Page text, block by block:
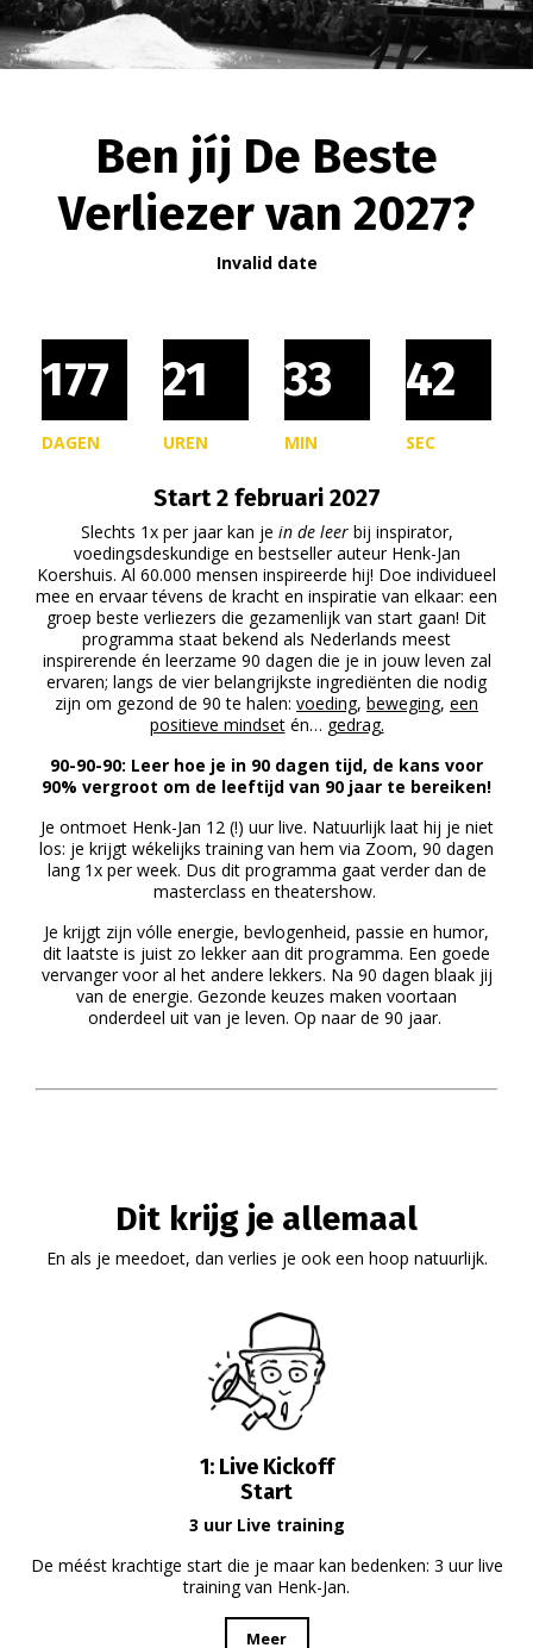
Ben jíj De Beste
Verliezer van 2027?
Invalid date
177
DAGEN
21
UREN
33
MIN
41
SEC
Start 2 februari 2027
Slechts 1x per jaar kan je in de leerbij inspirator,
voedingsdeskundige en bestseller auteur Henk-Jan
Koershuis. Al 60.000 mensen inspireerde hij! Doe individueel
mee en ervaar tévens de kracht en inspiratie van elkaar: een
groep beste verliezers die gezamenlijk van start gaan! Dit
programma staat bekend als Nederlands meest
inspirerende én leerzame 90 dagen die je in jouw leven zal
ervaren; langs de vier belangrijkste ingrediënten die nodig
zijn om gezond de 90 te halen: voeding, beweging, een
positieve mindsetén… gedrag.
90-90-90: Leer hoe je in 90 dagen tijd, de kans voor
90% vergroot om de leeftijd van 90 jaar te bereiken!
Je ontmoet Henk-Jan 12 (!) uur live. Natuurlijk laat hij je niet
los: je krijgt wékelijks training van hem via Zoom, 90 dagen
lang 1x per week. Dus dit programma gaat verder dan de
masterclass en theatershow.
Je krijgt zijn vólle energie, bevlogenheid, passie en humor,
dit laatste is juist zo lekker aan dit programma. Een goede
vervanger voor al het andere lekkers. Na 90 dagen blaak jij
van de energie. Gezonde keuzes maken voortaan
onderdeel uit van je leven. Op naar de 90 jaar.
Dit krijg je allemaal
En als je meedoet, dan verlies je ook een hoop natuurlijk.
1: Live Kickoff
Start
3 uur Live training
De méést krachtige start die je maar kan bedenken: 3 uur live
training van Henk-Jan.
Meer